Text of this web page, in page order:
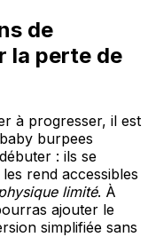
de
la perte de
à progresser, il est
burpees
: ils se
rend accessibles
limité. À
ajouter le
simplifiée sans